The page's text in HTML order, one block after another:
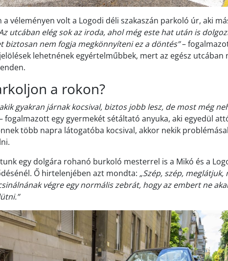
a véleményen volt a Logodi déli szakaszán parkoló úr, aki
utcában elég sok az iroda, ahol még este hat után is
biztosan nem fogja megkönnyíteni ez a döntés”–
lehetnének egyértelműbbek, mert az egész utcában
a rokon?
gyakran járnak kocsival, biztos jobb lesz, de most még
fogalmazott egy gyermekét sétáltató anyuka, aki egyedül
több napra látogatóba kocsival, akkor nekik
egy dolgára rohanó burkoló mesterrel is a Mikó és a
Ő hirtelenjében azt mondta: „Szép, szép, meglátjuk,
végre egy normális zebrát, hogy az embert ne